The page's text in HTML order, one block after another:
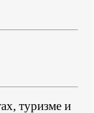
туризме и